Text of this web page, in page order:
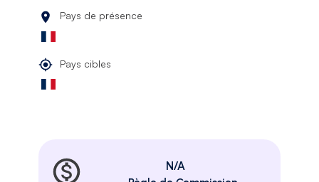
Pays de présence
Pays cibles
N/A